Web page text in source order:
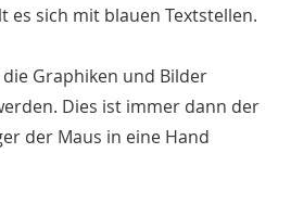
es sich mit blauen Textstellen.
Graphiken und Bilder
Dies ist immer dann der
der Maus in eine Hand